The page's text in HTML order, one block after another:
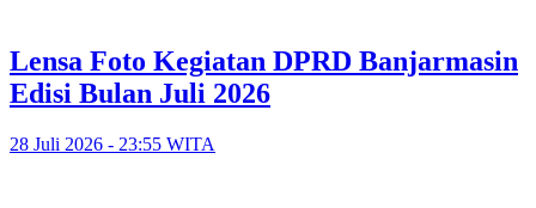
Lensa Foto Kegiatan DPRD Banjarmasin
Edisi Bulan Juli 2026
28 Juli 2026 - 23:55 WITA